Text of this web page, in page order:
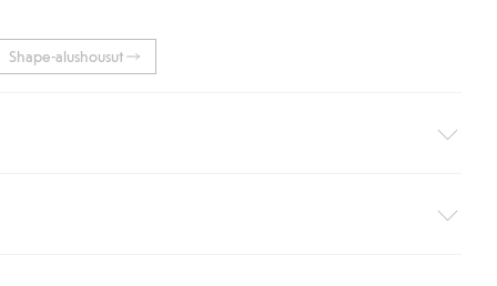
Shape-alushousut
(ei koske kotiinkuljetusta). Toimituskulut